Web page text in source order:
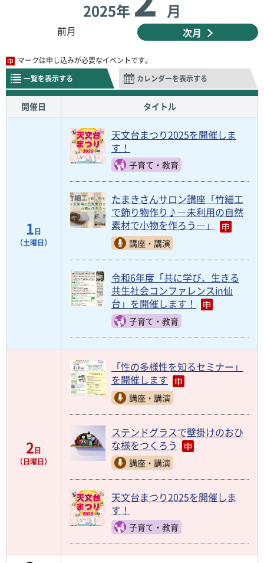
2025年 月
前月 次月
マークは申し込みが必要なイベントです。
一覧を表示する
カレンダーを表示する
開催日 タイトル
1日
（土曜日）
天文台まつり2025を開催しま
す！
子育て・教育
たまきさんサロン講座「竹細工
で飾り物作り♪―未利用の自然
素材で小物を作ろう―」
講座・講演
令和6年度「共に学び、生きる
共生社会コンファレンスin仙
台」を開催します！
子育て・教育
2日
（日曜日）
「性の多様性を知るセミナー」
を開催します
講座・講演
ステンドグラスで壁掛けのおひ
な様をつくろう
講座・講演
天文台まつり2025を開催しま
す！
子育て・教育